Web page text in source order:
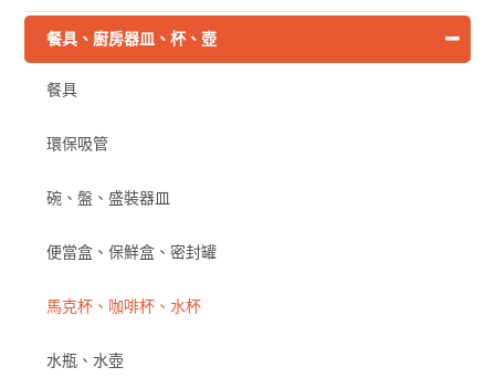
餐具、廚房器皿、杯、壺
餐具
環保吸管
碗、盤、盛裝器皿
便當盒、保鮮盒、密封罐
馬克杯、咖啡杯、水杯
水瓶、水壺